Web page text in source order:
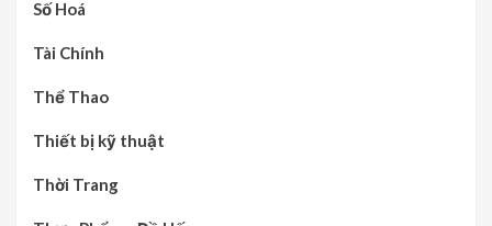
Số Hoá
Tài Chính
Thể Thao
Thiết bị kỹ thuật
Thời Trang